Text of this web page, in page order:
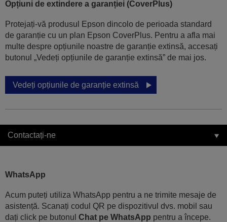
Opțiuni de extindere a garanției (CoverPlus)
Protejați-vă produsul Epson dincolo de perioada standard
de garanție cu un plan Epson CoverPlus. Pentru a afla mai
multe despre opțiunile noastre de garanție extinsă, accesați
butonul „Vedeți opțiunile de garanție extinsă” de mai jos.
Vedeți opțiunile de garanție extinsă
Contactați-ne
WhatsApp
Acum puteți utiliza WhatsApp pentru a ne trimite mesaje de
asistență. Scanați codul QR pe dispozitivul dvs. mobil sau
dați click pe butonul Chat pe WhatsApp pentru a începe.